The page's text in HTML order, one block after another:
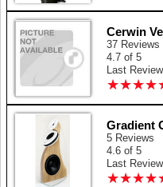
Cerwin
37 Reviews
4.7 of 5
Last
★★★★
★★★★
Gradient
5 Reviews
4.6 of 5
Last
★★★★
★★★★